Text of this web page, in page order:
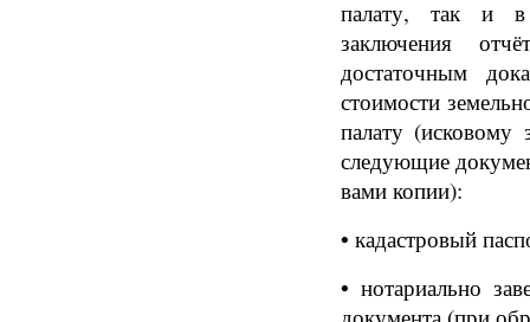
палату, так и в
заключения
достаточным
стоимости
палату (исковому
следующие
вами копии):
• кадастровый
• нотариально